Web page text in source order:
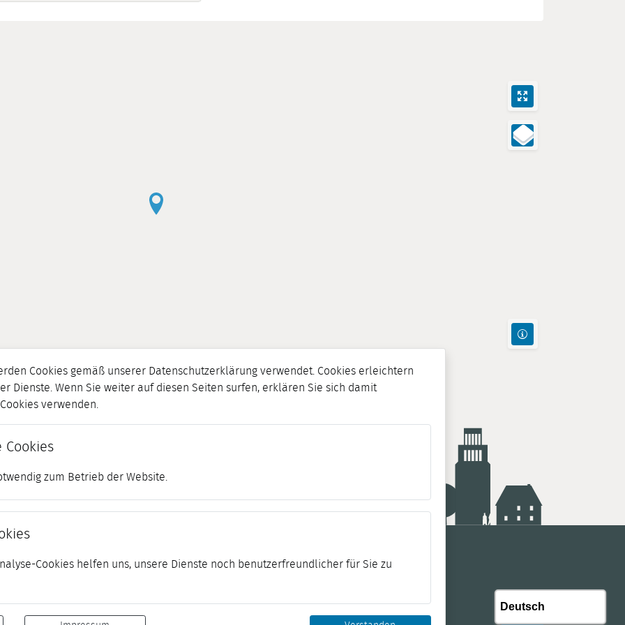
Cookies gemäß unserer Datenschutzerklärung verwendet. Cookies erleichtern
Dienste. Wenn Sie weiter auf diesen Seiten surfen, erklären Sie sich damit
verwenden.
Cookies
zum Betrieb der Website.
Cookies helfen uns, unsere Dienste noch benutzerfreundlicher für Sie zu